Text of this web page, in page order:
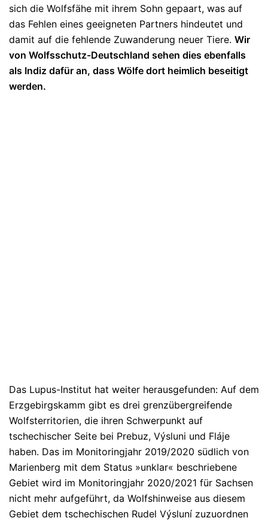
sich die Wolfsfähe mit ihrem Sohn gepaart, was auf
das Fehlen eines geeigneten Partners hindeutet und
damit auf die fehlende Zuwanderung neuer Tiere. Wir
von Wolfsschutz-Deutschland sehen dies ebenfalls
als Indiz dafür an, dass Wölfe dort heimlich beseitigt
werden.
Das Lupus-Institut hat weiter herausgefunden: Auf dem
Erzgebirgskamm gibt es drei grenzübergreifende
Wolfsterritorien, die ihren Schwerpunkt auf
tschechischer Seite bei Prebuz, Výsluni und Fláje
haben. Das im Monitoringjahr 2019/2020 südlich von
Marienberg mit dem Status »unklar« beschriebene
Gebiet wird im Monitoringjahr 2020/2021 für Sachsen
nicht mehr aufgeführt, da Wolfshinweise aus diesem
Gebiet dem tschechischen Rudel Výsluní zuzuordnen